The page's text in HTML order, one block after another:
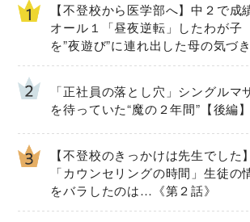
【不登校から医学部へ】中２で成
オール１「昼夜逆転」したわが子
を”夜遊び”に連れ出した母の気づき
「正社員の落とし穴」シングルマ
を待っていた“魔の２年間”【後編】
【不登校のきっかけは先生でした】
「カウンセリングの時間」生徒の
をバラしたのは…《第２話》